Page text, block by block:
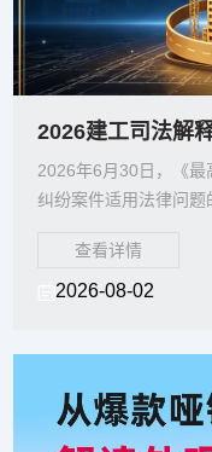
2026年6月30日，《最
纠纷案件适用法律问
查看详情
2026-08-02